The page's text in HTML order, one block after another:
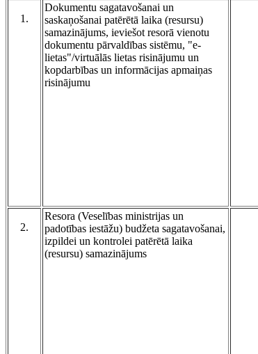
1.
Dokumentu sagatavošanai un
saskaņošanai patērētā laika (resursu)
samazinājums, ieviešot resorā vienotu
dokumentu pārvaldības sistēmu, "e-
lietas"/virtuālās lietas risinājumu un
kopdarbības un informācijas apmaiņas
risinājumu
2.
Resora (Veselības ministrijas un
padotības iestāžu) budžeta sagatavošanai,
izpildei un kontrolei patērētā laika
(resursu) samazinājums